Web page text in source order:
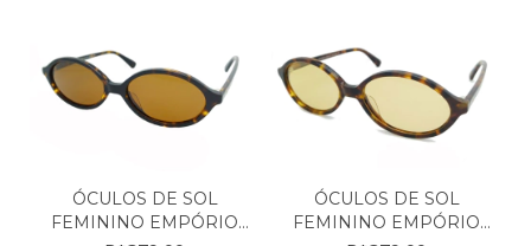
ÓCULOS DE SOL
FEMININO EMPÓRIO
ÓCULOS DE SOL
FEMININO EMPÓRIO